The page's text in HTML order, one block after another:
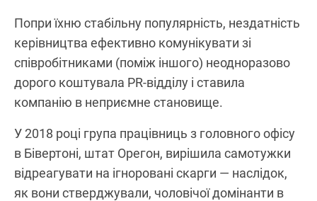
Попри їхню стабільну популярність, нездатність
керівництва ефективно комунікувати зі
співробітниками (поміж іншого) неодноразово
дорого коштувала PR-відділу і ставила
компанію в неприємне становище.
У 2018 році група працівниць з головного офісу
в Бівертоні, штат Орегон, вирішила самотужки
відреагувати на ігноровані скарги — наслідок,
як вони стверджували, чоловічої домінанти в